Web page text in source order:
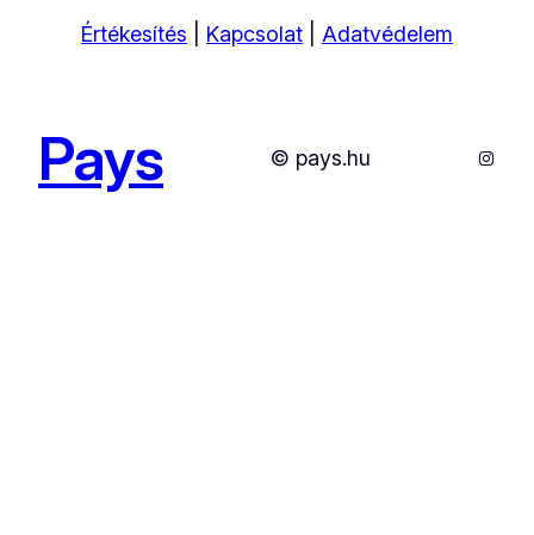
Értékesítés Kapcsolat Adatvédelem
Pays © pays.hu